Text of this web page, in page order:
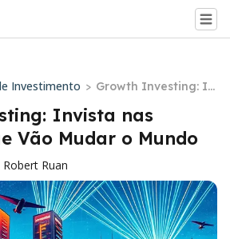
Investimento > Growth Investing: In
que Vão Mudar o Mu
ndo
Invista nas
Vão Mudar o Mundo
Robert Ruan